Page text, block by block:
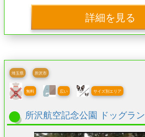
詳細を見る
埼玉県 所沢市
無料 広い サイズ別エリア
所沢航空記念公園 ドッグラン